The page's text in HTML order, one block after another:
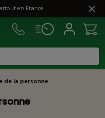
en France
de la personne